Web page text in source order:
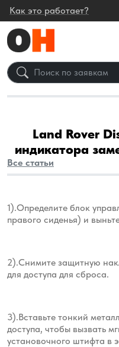
Как это работает?
Все статьи
Land Rover
индикатора
1).Определите блок
правого сиденья) и
2).Снимите защитную
для доступа для сброса.
3).Вставьте тонкий
доступа, чтобы вызвать
установочного штифта в